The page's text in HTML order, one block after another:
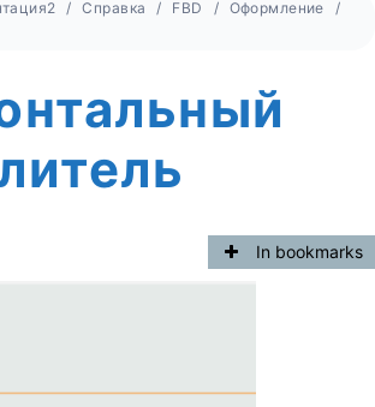
Справка FBD
Оформление
In bookmarks